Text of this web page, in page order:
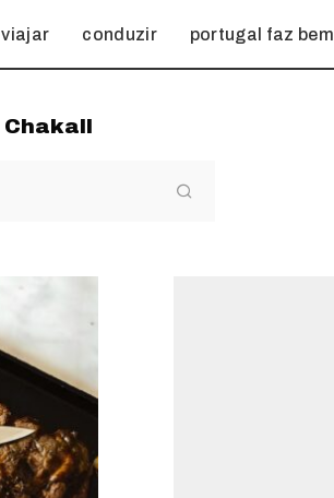
viajar conduzir portugal faz bem
Chakall